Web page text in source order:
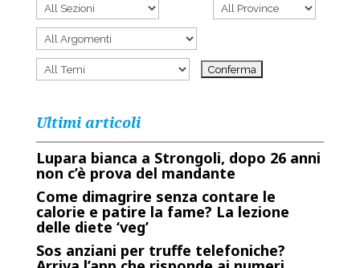
Ultimi articoli
Lupara bianca a Strongoli, dopo 26 anni
non c’è prova del mandante
Come dimagrire senza contare le
calorie e patire la fame? La lezione
delle diete ‘veg’
Sos anziani per truffe telefoniche?